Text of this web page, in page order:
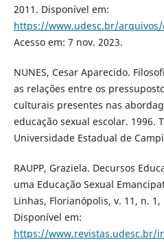
2011. Disponível em:
https://www.udesc.br/arquivos/
Acesso em: 7 nov. 2023.
NUNES, Cesar Aparecido.
as relações entre os
culturais presentes nas
educação sexual escolar. 1996.
Universidade Estadual de
RAUPP, Graziela. Decursos
uma Educação Sexual
Linhas, Florianópolis, v. 11, n.
Disponível em:
https://www.revistas.udesc.br/